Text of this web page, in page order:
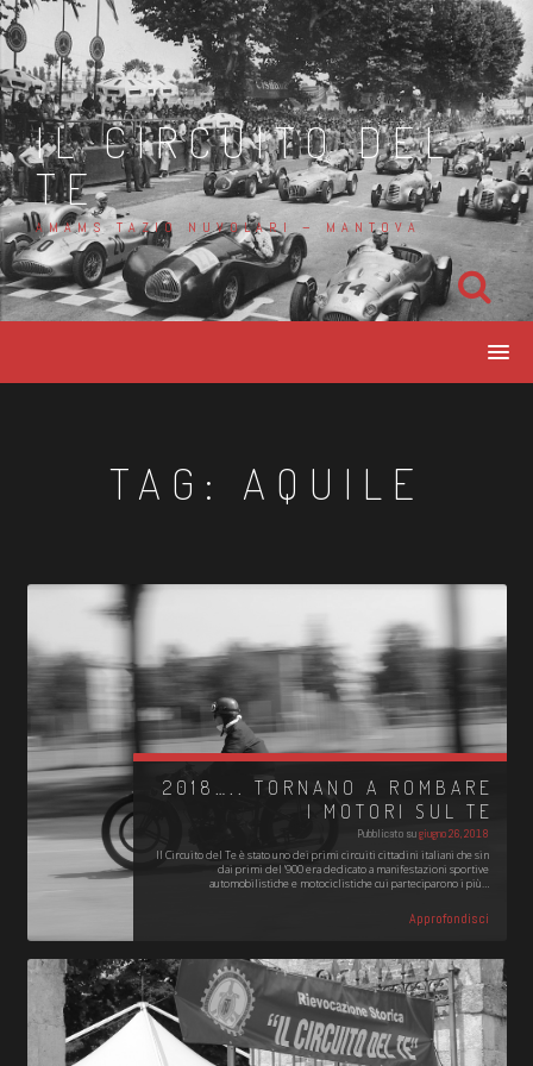
Salta
al
contenuto
IL CIRCUITO DEL
TE
AMAMS TAZIO NUVOLARI – MANTOVA
TAG: AQUILE
2018….. TORNANO A ROMBARE
I MOTORI SUL TE
Pubblicato sugiugno 26, 2018
Il Circuito del Te è stato uno dei primi circuiti cittadini italiani che sin
dai primi del '900 era dedicato a manifestazioni sportive
automobilistiche e motociclistiche cui parteciparono i più…
Approfondisci